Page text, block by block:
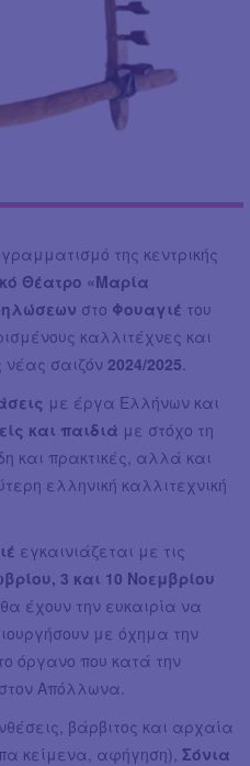
της κεντρικής
Θέατρο «Μαρία
στο Φουαγιέ του
καλλιτέχνες και
νέας σαιζόν 2024/2025
με έργα Ελλήνων και
και παιδιά με στόχο τη
και πρακτικές, αλλά και
ελληνική καλλιτεχνική
εγκαινιάζεται με τις
3 και 10 Νοεμβρίου
έχουν την ευκαιρία να
με όχημα την
το όργανο που κατά την
Απόλλωνα.
βάρβιτος και αρχαία
κείμενα, αφήγηση), Σόνια